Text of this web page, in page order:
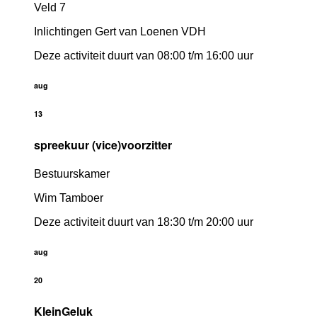
Veld 7
Inlichtingen Gert van Loenen VDH
Deze activiteit duurt van 08:00 t/m 16:00 uur
aug
13
spreekuur (vice)voorzitter
Bestuurskamer
Wim Tamboer
Deze activiteit duurt van 18:30 t/m 20:00 uur
aug
20
KleinGeluk